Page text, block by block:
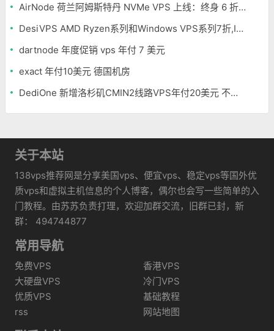
AirNode 荷兰阿姆斯特丹 NVMe VPS 上线：终身 6 折，€1.99/月起，2.5Tbit/s DDoS 防护
DesiVPS AMD Ryzen系列和Windows VPS系列7折,Intel系列年付11.6美元
dartnode 年度促销 vps 年付 7 美元
exact 年付10美元 德国机房
DediOne 新增洛杉矶CMIN2线路VPS年付20美元 不限流量
关于本站
138vps推荐网是分享美国vps、便宜vps、稳定vps等国外优
质vps和虚拟主机信息的个人博客，偶尔也会写一些简单的入
门教程。由苏苏负责打理，欢迎加群交流，旧群已封，新
群： 494744877
常用导航
免费VPS
香港VPS
大硬盘VPS
冷门VPS
优质VPS
基础教程
rss
网站地图